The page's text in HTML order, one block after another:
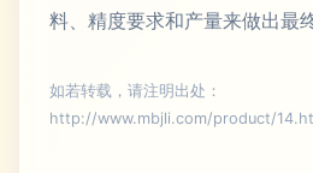
料、精度要求和产量来做出最
如若转载，请注明出处：
http://www.mbjli.com/product/